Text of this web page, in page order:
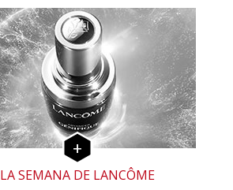
LA SEMANA DE LANCÔME